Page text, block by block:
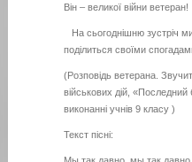
Він – великої війни ветеран!
На сьогоднішню зустріч
поділиться своїми
(Розповідь ветерана.
військових дій,
виконанні учнів 9 класу )
Текст пісні: